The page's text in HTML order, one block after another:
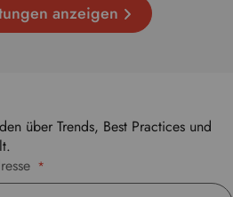
anzeigen
über Trends, Best Practices und
*